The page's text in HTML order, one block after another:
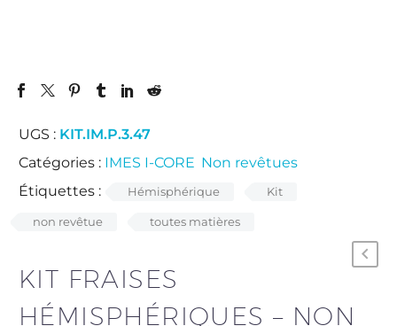
UGS : KIT.IM.P.3.47
Catégories : IMES I-CORE Non revêtues
Étiquettes :
Hémisphérique Kit
non revêtue toutes matières
KIT FRAISES
HÉMISPHÉRIQUES – NON